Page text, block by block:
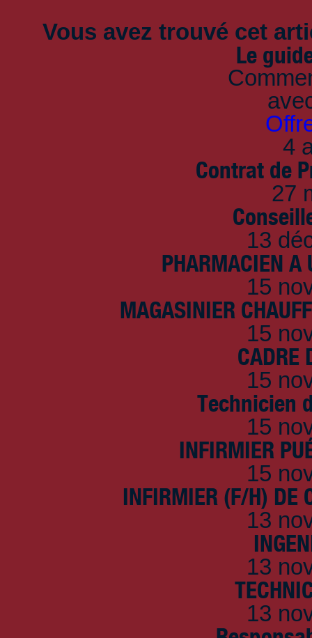
Vous avez trouvé cet
Le
4
Contrat de
27
13
PHARMACIEN A
15
MAGASINIER
15
CADRE
15
Technicien
15
INFIRMIER
15
INFIRMIER (F/H) DE
13
13
13